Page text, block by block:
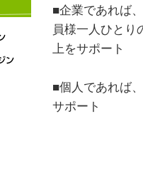
■企業であれば
員様一人ひとり
上をサポート
■個人であれば
サポート